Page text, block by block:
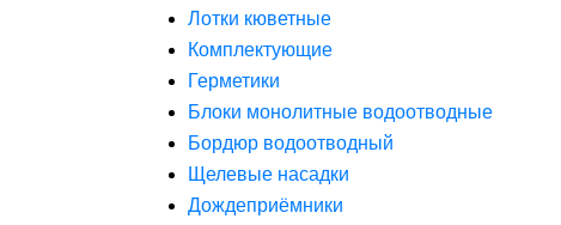
Лотки кюветные
Комплектующие
Герметики
Блоки монолитные водоотводные
Бордюр водоотводный
Щелевые насадки
Дождеприёмники